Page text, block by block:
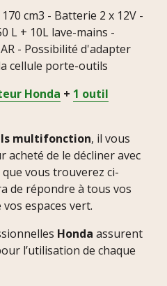
cm3 - Batterie 2 x 12V -
L + 10L lave-mains -
- Possibilité d'adapter
cellule porte-outils
Honda + 1 outil
multifonction, il vous
de le décliner avec
vous trouverez ci-
de répondre à tous vos
espaces vert.
Honda assurent
l’utilisation de chaque